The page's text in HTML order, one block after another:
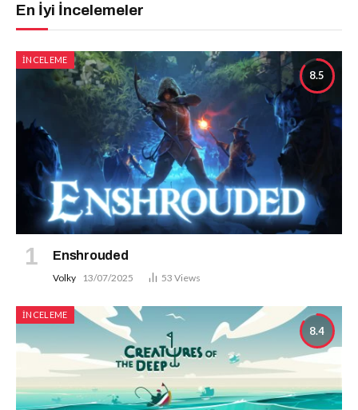
En İyi İncelemeler
8.5
İNCELEME
Enshrouded
Volky 13/07/2025 53 Views
8.4
İNCELEME